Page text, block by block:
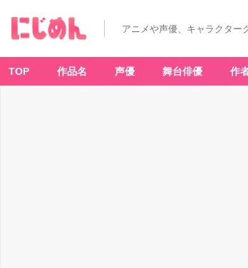
アニメや声優、キャラクター
TOP 作品名 声優 舞台俳優 作